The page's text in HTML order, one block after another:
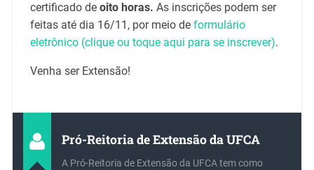
certificado de oito horas. As inscrições podem ser
feitas até dia 16/11, por meio de formulário
eletrônico (clique ou toque aqui para se inscrever).
Venha ser Extensão!
Pró-Reitoria de Extensão da UFCA
A Pró-Reitoria de Extensão da UFCA tem como